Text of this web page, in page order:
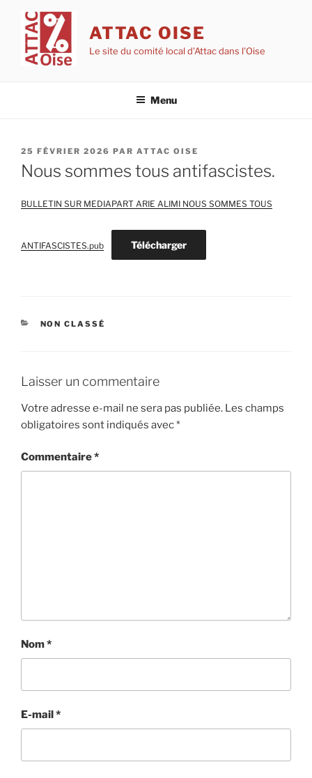
contenu
principal
ATTAC OISE
Le site du comité local d'Attac dans l'Oise
Menu
PUBLIÉ
LE
25 FÉVRIER 2026 PAR ATTAC OISE
Nous sommes tous antifascistes.
BULLETIN SUR MEDIAPART ARIE ALIMI NOUS SOMMES TOUS
ANTIFASCISTES.pub Télécharger
CATÉGORIES
NON CLASSÉ
Laisser un commentaire
Votre adresse e-mail ne sera pas publiée. Les champs
obligatoires sont indiqués avec*
Commentaire*
Nom*
E-mail *